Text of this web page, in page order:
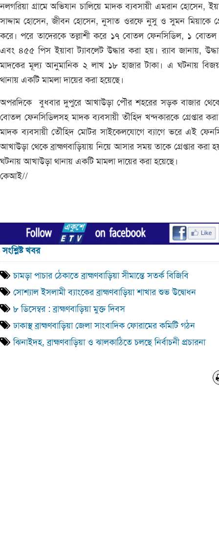
নলগরিয়া গ্রামে অভিযান চালিয়ে মাদক ব্যবসায়ী এমরান হোসেন,
সাদ্দাম হোসেন, জীবন হোসেন, নুসাত ওরফে নুসু ও সুমন মিয়াকে
করে। পরে তাদেরকে তল্লাশী করে ১৭ বোতল ফেনসিডিল, ১ বোতল
এবং ৪৫৫ পিস ইয়াবা ট্যাবলেট উদ্ধার করা হয়। র‌্যাব জানায়,
মাদকের মূল্য আনুমানিক ২ লাখ ১৮ হাজার টাকা। এ ঘটনায়
থানায় একটি মামলা দায়ের করা হয়েছে।
অপরদিকে বুধবার দুপুরে আখাউড়া পৌর শহরের সড়ক বাজার
বোতল ফেনসিডিলসহ মাদক ব্যবসায়ী তৗহিদ খন্দকারকে গ্রেপ্তার
মাদক ব্যবসায়ী তৌহিদ মোটর সাইকেলযোগে ব্যাগে ভরে এই
আখাউড়া থেকে ব্রাহ্মণবাড়িয়ায় নিয়ে আসার সময় তাকে গ্রেপ্তার করা
ঘটনায় আখাউড়া থানায় একটি মামলা দায়ের করা হয়েছে।
কেআই//
সংশ্লিষ্ট খবর
চামড়া পাচার ঠেকাতে ব্রাহ্মণবাড়িয়া সীমান্তে সতর্ক বিজিবি
সোশ্যাল ইসলামী ব্যাংকের ব্রাহ্মণবাড়িয়া শাখার শুভ উদ্বোধন
৮ ডিসেম্বর : ব্রাহ্মণবাড়িয়া মুক্ত দিবস
ঢাকাস্থ ব্রাহ্মণবাড়িয়া জেলা সাংবাদিক ফোরামের কমিটি গঠন
ঝিনাইদহ, ব্রাহ্মণবাড়িয়া ও ঝালকাঠিতে চলছে নির্বাচনী প্রচারনা